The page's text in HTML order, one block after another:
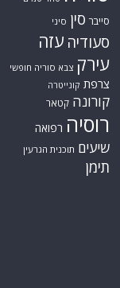
סייבר סין סיני
סעודיה עזה
עירק צבא סוריה חופשי
צרפת קונייטרה
קורונה קטאר
רוסיה רפואה
שיעים תוכנית הגרעין
תימן